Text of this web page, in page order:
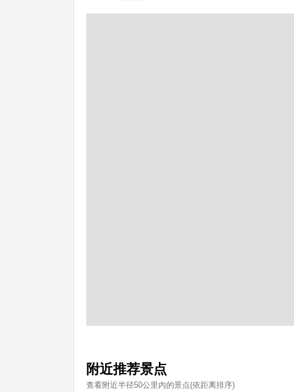
附近推荐景点
查看附近半径50公里內的景点(依距离排序)